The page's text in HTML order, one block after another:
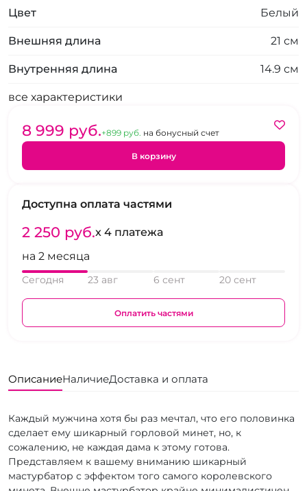
Цвет Белый
Внешняя длина 21 см
Внутренняя длина 14.9 см
все характеристики
8 999 pуб.+899 pуб. на бонусный счет
В корзину
Доступна оплата частями
2 250 pуб.x 4 платежа
на 2 месяца
Сегодня 23 авг 6 сент 20 сент
Оплатить частями
ОписаниеНаличиеДоставка и оплата
Каждый мужчина хотя бы раз мечтал, что его половинка
сделает ему шикарный горловой минет, но, к
сожалению, не каждая дама к этому готова.
Представляем к вашему вниманию шикарный
мастурбатор с эффектом того самого королевского